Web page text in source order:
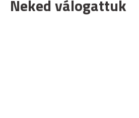
Neked válogattuk